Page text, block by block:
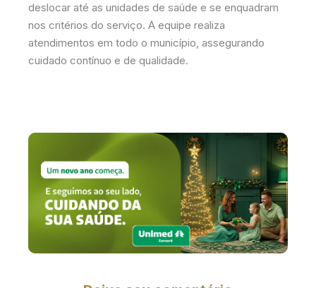
deslocar até as unidades de saúde e se enquadram
nos critérios do serviço. A equipe realiza
atendimentos em todo o município, assegurando
cuidado contínuo e de qualidade.